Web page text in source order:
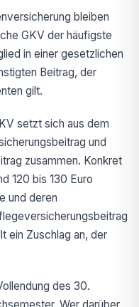
bleiben
GKV der häufigste
in einer gesetzlichen
Beitrag, der
gilt.
setzt sich aus dem
und
zusammen. Konkret
120 bis 130 Euro
und deren
ein Zuschlag an, der
des 30.